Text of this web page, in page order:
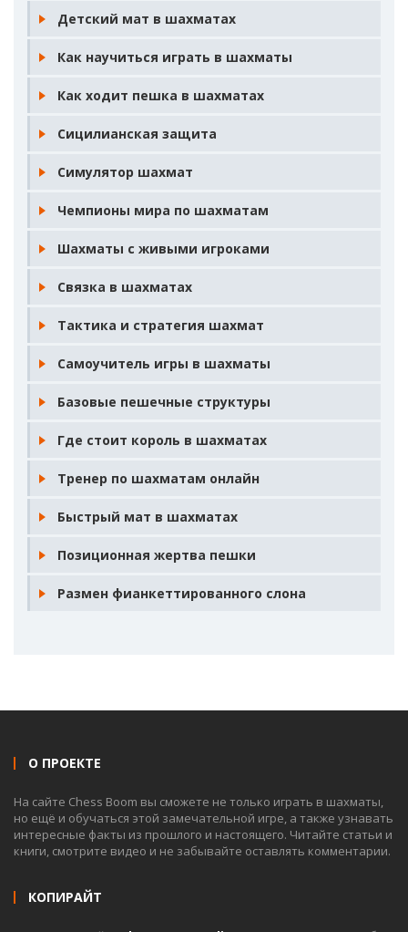
Детский мат в шахматах
Как научиться играть в шахматы
Как ходит пешка в шахматах
Сицилианская защита
Симулятор шахмат
Чемпионы мира по шахматам
Шахматы с живыми игроками
Связка в шахматах
Тактика и стратегия шахмат
Самоучитель игры в шахматы
Базовые пешечные структуры
Где стоит король в шахматах
Тренер по шахматам онлайн
Быстрый мат в шахматах
Позиционная жертва пешки
Размен фианкеттированного слона
О ПРОЕКТЕ
На сайте Chess Boom вы сможете не только играть в шахматы,
но ещё и обучаться этой замечательной игре, а также узнавать
интересные факты из прошлого и настоящего. Читайте статьи и
книги, смотрите видео и не забывайте оставлять комментарии.
КОПИРАЙТ